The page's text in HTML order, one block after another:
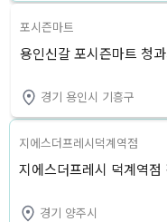
포시즌마트
용인신갈 포시즌마트 청
경기 용인시 기흥구
지에스더프레시덕계역점
지에스더프레시 덕계역점
경기 양주시